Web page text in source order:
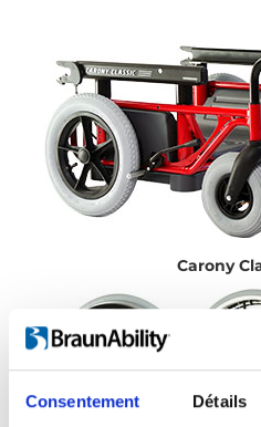
Consentement Détails
Carony